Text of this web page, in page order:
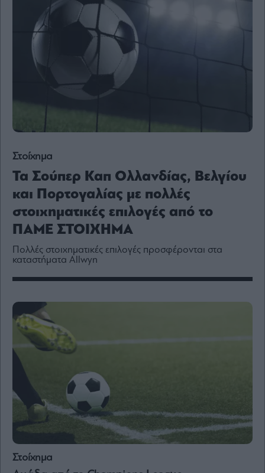
Κοινωνία
Financial
The
Room
301
Story
Media
Winners
&
Losers
θετικά
Rumors
ESG
Today
Mononews2030
Άρθρα
Συνεντεύξεις
Les
Bons
Στοίχημα
Τα Σούπερ Καπ Ολλανδίας, Βελγίου
και Πορτογαλίας με πολλές
στοιχηματικές επιλογές από το
ΠΑΜΕ ΣΤΟΙΧΗΜΑ
Πoλλές στοιχηματικές επιλογές προσφέρονται στα
καταστήματα Allwyn
Στοίχημα